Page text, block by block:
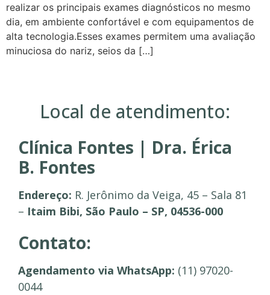
realizar os principais exames diagnósticos no mesmo
dia, em ambiente confortável e com equipamentos de
alta tecnologia.Esses exames permitem uma avaliação
minuciosa do nariz, seios da […]
Local de atendimento:
Clínica Fontes | Dra. Érica
B. Fontes
Endereço: R. Jerônimo da Veiga, 45 – Sala 81
– Itaim Bibi, São Paulo – SP, 04536-000
Contato:
Agendamento via WhatsApp: (11) 97020-
0044